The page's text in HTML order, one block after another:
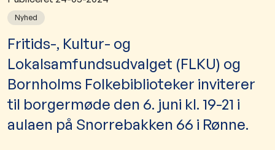
Nyhed
Fritids-, Kultur- og
Lokalsamfundsudvalget (FLKU) og
Bornholms Folkebiblioteker inviterer
til borgermøde den 6. juni kl. 19-21 i
aulaen på Snorrebakken 66 i Rønne.